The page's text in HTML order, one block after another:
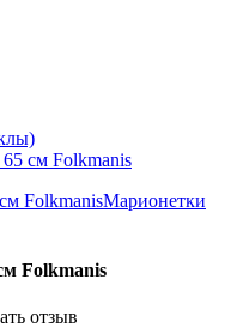
см Folkmanis
Folkmanis
отзыв